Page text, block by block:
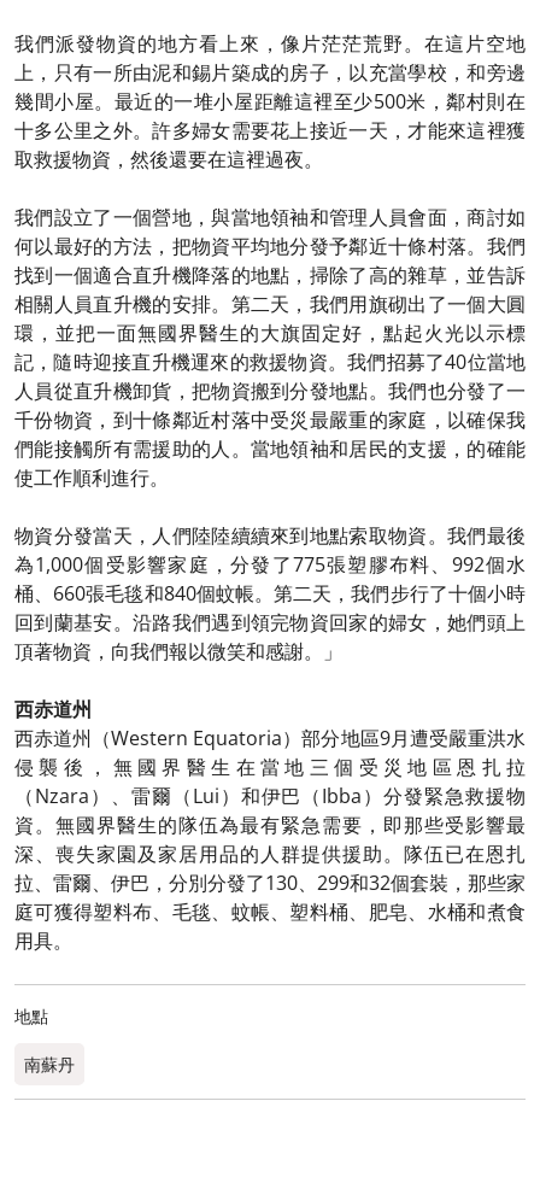
我們派發物資的地方看上來，像片茫茫荒野。在這片空地
上，只有一所由泥和錫片築成的房子，以充當學校，和旁邊
幾間小屋。最近的一堆小屋距離這裡至少500米，鄰村則在
十多公里之外。許多婦女需要花上接近一天，才能來這裡獲
取救援物資，然後還要在這裡過夜。
我們設立了一個營地，與當地領袖和管理人員會面，商討如
何以最好的方法，把物資平均地分發予鄰近十條村落。我們
找到一個適合直升機降落的地點，掃除了高的雜草，並告訴
相關人員直升機的安排。第二天，我們用旗砌出了一個大圓
環，並把一面無國界醫生的大旗固定好，點起火光以示標
記，隨時迎接直升機運來的救援物資。我們招募了40位當地
人員從直升機卸貨，把物資搬到分發地點。我們也分發了一
千份物資，到十條鄰近村落中受災最嚴重的家庭，以確保我
們能接觸所有需援助的人。當地領袖和居民的支援，的確能
使工作順利進行。
物資分發當天，人們陸陸續續來到地點索取物資。我們最後
為1,000個受影響家庭，分發了775張塑膠布料、992個水
桶、660張毛毯和840個蚊帳。第二天，我們步行了十個小時
回到蘭基安。沿路我們遇到領完物資回家的婦女，她們頭上
頂著物資，向我們報以微笑和感謝。」
西赤道州
西赤道州（Western Equatoria）部分地區9月遭受嚴重洪水
侵襲後，無國界醫生在當地三個受災地區恩扎拉
（Nzara）、雷爾（Lui）和伊巴（Ibba）分發緊急救援物
資。無國界醫生的隊伍為最有緊急需要，即那些受影響最
深、喪失家園及家居用品的人群提供援助。隊伍已在恩扎
拉、雷爾、伊巴，分別分發了130、299和32個套裝，那些家
庭可獲得塑料布、毛毯、蚊帳、塑料桶、肥皂、水桶和煮食
用具。
地點
南蘇丹